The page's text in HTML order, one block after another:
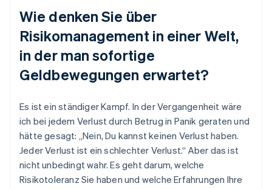
Wie denken Sie über
Risikomanagement in einer Welt,
in der man sofortige
Geldbewegungen erwartet?
Es ist ein ständiger Kampf. In der Vergangenheit wäre
ich bei jedem Verlust durch Betrug in Panik geraten und
hätte gesagt: „Nein, Du kannst keinen Verlust haben.
Jeder Verlust ist ein schlechter Verlust.“ Aber das ist
nicht unbedingt wahr. Es geht darum, welche
Risikotoleranz Sie haben und welche Erfahrungen Ihre